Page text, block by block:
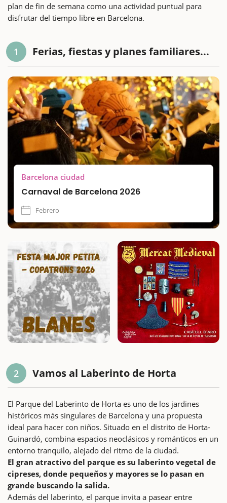
plan de fin de semana como una actividad puntual para
disfrutar del tiempo libre en Barcelona.
1 Ferias, fiestas y planes familiares...
Barcelona ciudad
Carnaval de Barcelona 2026
Febrero
2 Vamos al Laberinto de Horta
El Parque del Laberinto de Horta es uno de los jardines
históricos más singulares de Barcelona y una propuesta
ideal para hacer con niños. Situado en el distrito de Horta-
Guinardó, combina espacios neoclásicos y románticos en un
entorno tranquilo, alejado del ritmo de la ciudad.
El gran atractivo del parque es su laberinto vegetal de
cipreses, donde pequeños y mayores se lo pasan en
grande buscando la salida.
Además del laberinto, el parque invita a pasear entre